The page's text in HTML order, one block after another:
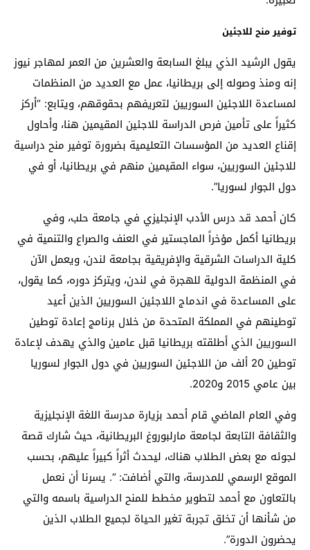
توفير منح للاجئين
يقول الرشيد الذي يبلغ السابعة والعشرين من العمر لمهاجر نيوز
إنه ومنذ وصوله إلى بريطانيا، عمل مع العديد من المنظمات
لمساعدة اللاجئين السوريين لتعريفهم بحقوقهم، ويتابع: “أركز
كثيراً على تأمين فرص الدراسة للاجئين المقيمين هنا، وأحاول
إقناع العديد من المؤسسات التعليمية بضرورة توفير منح دراسية
للاجئين السوريين، سواء المقيمين منهم في بريطانيا، أو في
دول الجوار لسوريا”.
كان أحمد قد درس الأدب الإنجليزي في جامعة حلب، وفي
بريطانيا أكمل مؤخراً الماجستير في العنف والصراع والتنمية في
كلية الدراسات الشرقية والإفريقية بجامعة لندن، ويعمل الآن
في المنظمة الدولية للهجرة في لندن، ويتركز دوره، كما يقول،
على المساعدة في اندماج اللاجئين السوريين الذين أعيد
توطينهم في المملكة المتحدة من خلال برنامج إعادة توطين
السوريين الذي أطلقته بريطانيا قبل عامين والذي يهدف لإعادة
توطين 20 ألف من اللاجئين السوريين في دول الجوار لسوريا
بين عامي 2015 و2020.
وفي العام الماضي قام أحمد بزيارة مدرسة اللغة الإنجليزية
والثقافة التابعة لجامعة مارلبوروغ البريطانية، حيث شارك قصة
لجوئه مع بعض الطلاب هناك، ليحدث أثراً كبيراً عليهم، بحسب
الموقع الرسمي للمدرسة، والتي أضافت: “. يسرنا أن نعمل
بالتعاون مع أحمد لتطوير مخطط للمنح الدراسية باسمه والتي
من شأنها أن تخلق تجربة تغير الحياة لجميع الطلاب الذين
يحضرون الدورة”.